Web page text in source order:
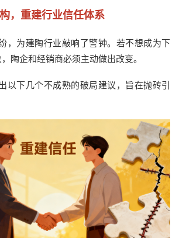
，重建行业信任体系
，为建陶行业敲响了警钟。若不想成为下
陶企和经销商必须主动做出改变。
以下几个不成熟的破局建议，旨在抛砖引